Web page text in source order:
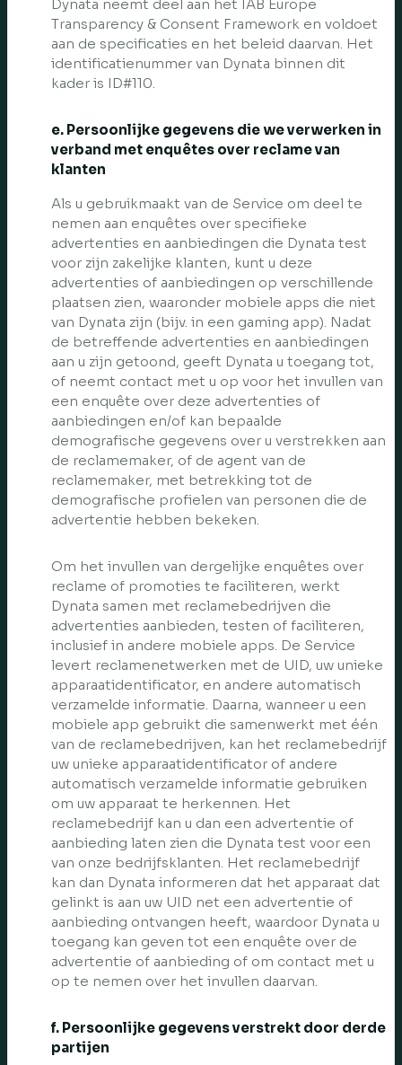
Dynata neemt deel aan het IAB Europe
Transparency & Consent Framework en voldoet
aan de specificaties en het beleid daarvan. Het
identificatienummer van Dynata binnen dit
kader is ID#110.
e. Persoonlijke gegevens die we verwerken in
verband met enquêtes over reclame van
klanten
Als u gebruikmaakt van de Service om deel te
nemen aan enquêtes over specifieke
advertenties en aanbiedingen die Dynata test
voor zijn zakelijke klanten, kunt u deze
advertenties of aanbiedingen op verschillende
plaatsen zien, waaronder mobiele apps die niet
van Dynata zijn (bijv. in een gaming app). Nadat
de betreffende advertenties en aanbiedingen
aan u zijn getoond, geeft Dynata u toegang tot,
of neemt contact met u op voor het invullen van
een enquête over deze advertenties of
aanbiedingen en/of kan bepaalde
demografische gegevens over u verstrekken aan
de reclamemaker, of de agent van de
reclamemaker, met betrekking tot de
demografische profielen van personen die de
advertentie hebben bekeken.
Om het invullen van dergelijke enquêtes over
reclame of promoties te faciliteren, werkt
Dynata samen met reclamebedrijven die
advertenties aanbieden, testen of faciliteren,
inclusief in andere mobiele apps. De Service
levert reclamenetwerken met de UID, uw unieke
apparaatidentificator, en andere automatisch
verzamelde informatie. Daarna, wanneer u een
mobiele app gebruikt die samenwerkt met één
van de reclamebedrijven, kan het reclamebedrijf
uw unieke apparaatidentificator of andere
automatisch verzamelde informatie gebruiken
om uw apparaat te herkennen. Het
reclamebedrijf kan u dan een advertentie of
aanbieding laten zien die Dynata test voor een
van onze bedrijfsklanten. Het reclamebedrijf
kan dan Dynata informeren dat het apparaat dat
gelinkt is aan uw UID net een advertentie of
aanbieding ontvangen heeft, waardoor Dynata u
toegang kan geven tot een enquête over de
advertentie of aanbieding of om contact met u
op te nemen over het invullen daarvan.
f. Persoonlijke gegevens verstrekt door derde
partijen